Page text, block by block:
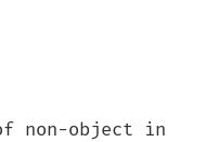
non-object in